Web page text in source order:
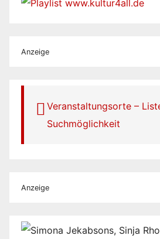
Anzeige
Veranstaltungsorte –
Suchmöglichkeit
Anzeige